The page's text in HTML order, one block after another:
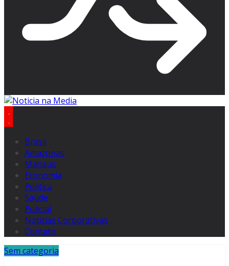
Brasil
Amazonas
Manaus
Economia
Politica
Saúde
Policial
Notícias Corporativas
Contato
Sem categoria